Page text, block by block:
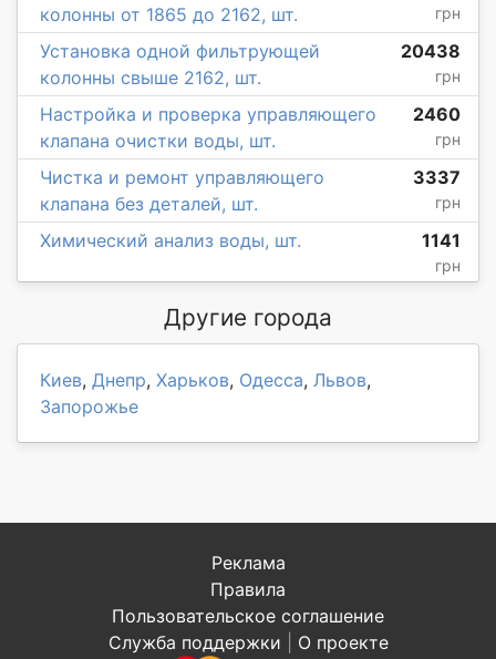
колонны от 1865 до 2162, шт.
грн
Установка одной фильтрующей
колонны свыше 2162, шт.
20438
грн
Настройка и проверка управляющего
клапана очистки воды, шт.
2460
грн
Чистка и ремонт управляющего
клапана без деталей, шт.
3337
грн
Химический анализ воды, шт. 1141
грн
Другие города
Киев, Днепр, Харьков, Одесса, Львов,
Запорожье
Реклама
Правила
Пользовательское соглашение
Служба поддержки
О проекте